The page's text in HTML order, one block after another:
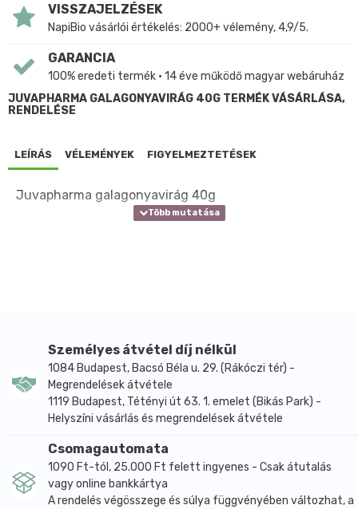
VISSZAJELZÉSEK
NapiBio vásárlói értékelés: 2000+ vélemény, 4,9/5.
GARANCIA
100% eredeti termék • 14 éve működő magyar webáruház
JUVAPHARMA GALAGONYAVIRÁG 40G TERMÉK VÁSÁRLÁSA,
RENDELÉSE
LEÍRÁS VÉLEMÉNYEK FIGYELMEZTETÉSEK
Juvapharma galagonyavirág 40g
Személyes átvétel díj nélkül
1084 Budapest, Bacsó Béla u. 29. (Rákóczi tér) -
Megrendelések átvétele
1119 Budapest, Tétényi út 63. 1. emelet (Bikás Park) -
Helyszíni vásárlás és megrendelések átvétele
Csomagautomata
1090 Ft-tól, 25.000 Ft felett ingyenes - Csak átutalás
vagy online bankkártya
A rendelés végösszege és súlya függvényében változhat, a